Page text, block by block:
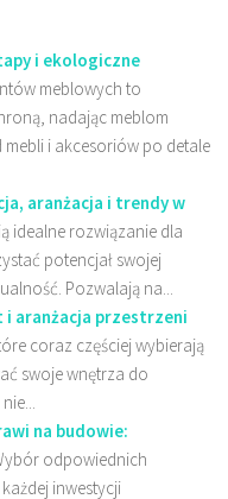
i ekologiczne
meblowych to
nadając meblom
i akcesoriów po detale
aranżacja i trendy w
idealne rozwiązanie dla
potencjał swojej
Pozwalają na...
i aranżacja przestrzeni
coraz częściej wybierają
swoje wnętrza do
na budowie:
odpowiednich
inwestycji